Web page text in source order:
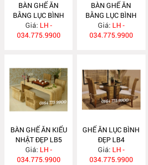
BÀN GHẾ ĂN
BẰNG LỤC BÌNH
LB8
Giá: LH -
034.775.9900
BÀN GHẾ ĂN
BẰNG LỤC BÌNH
LB7
Giá: LH -
034.775.9900
BÀN GHẾ ĂN KIỂU
NHẬT ĐẸP LB5
Giá: LH -
034.775.9900
GHẾ ĂN LỤC BÌNH
ĐẸP LB4
Giá: LH -
034.775.9900